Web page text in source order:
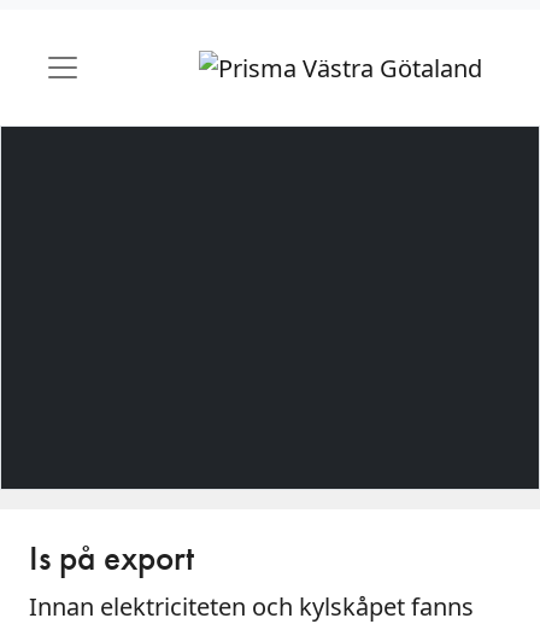
Is på export
Innan elektriciteten och kylskåpet fanns